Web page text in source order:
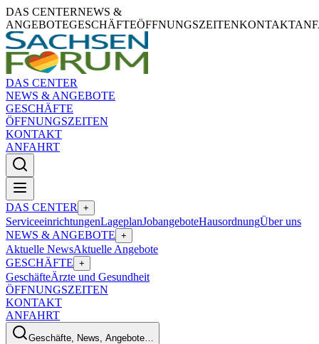
DAS CENTERNEWS &
ANGEBOTEGESCHÄFTEÖFFNUNGSZEITENKONTAKT
DAS CENTER
NEWS & ANGEBOTE
GESCHÄFTE
ÖFFNUNGSZEITEN
KONTAKT
ANFAHRT
DAS CENTER +
ServiceeinrichtungenLageplanJobangeboteHausordnungÜber uns
NEWS & ANGEBOTE +
Aktuelle NewsAktuelle Angebote
GESCHÄFTE +
GeschäfteÄrzte und Gesundheit
ÖFFNUNGSZEITEN
KONTAKT
ANFAHRT
Geschäfte, News, Angebote…